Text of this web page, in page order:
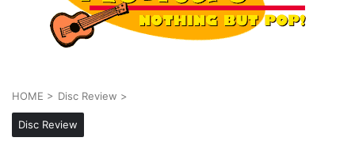
HOME > Disc Review >
Disc Review